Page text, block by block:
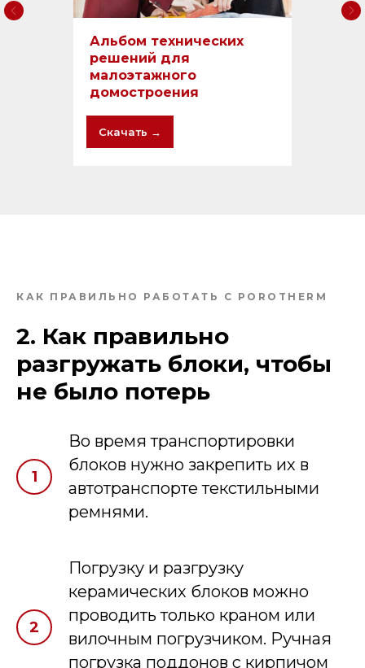
Альбом технических
решений для
малоэтажного
домостроения
Скачать →
КАК ПРАВИЛЬНО РАБОТАТЬ С POROTHERM
2. Как правильно
разгружать блоки, чтобы
не было потерь
Во время транспортировки
блоков нужно закрепить их в
автотранспорте текстильными
ремнями.
Погрузку и разгрузку
керамических блоков можно
проводить только краном или
вилочным погрузчиком. Ручная
погрузка поддонов с кирпичом